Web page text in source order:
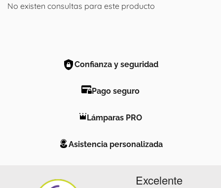
No existen consultas para este producto
Confianza y seguridad
Pago seguro
Lámparas PRO
Asistencia personalizada
Excelente